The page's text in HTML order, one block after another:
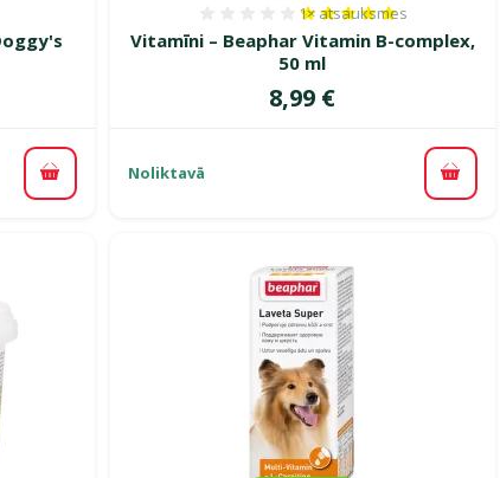
Pievienot grozam
Vitamīni – Beaphar Vitamin B-complex,
50 ml
Atsauksmes 100%,
1× atsauksmes
Cena
8,99 €
Noliktavā